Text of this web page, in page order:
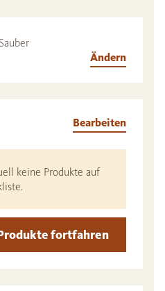
Ändern
Bearbeiten
keine Produkte auf
fortfahren